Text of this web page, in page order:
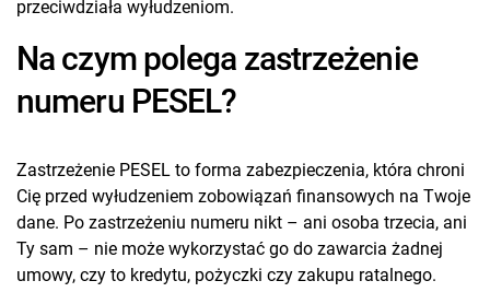
przeciwdziała wyłudzeniom.
Na czym polega zastrzeżenie
numeru PESEL?
Zastrzeżenie PESEL to forma zabezpieczenia, która chroni
Cię przed wyłudzeniem zobowiązań finansowych na Twoje
dane. Po zastrzeżeniu numeru nikt – ani osoba trzecia, ani
Ty sam – nie może wykorzystać go do zawarcia żadnej
umowy, czy to kredytu, pożyczki czy zakupu ratalnego.